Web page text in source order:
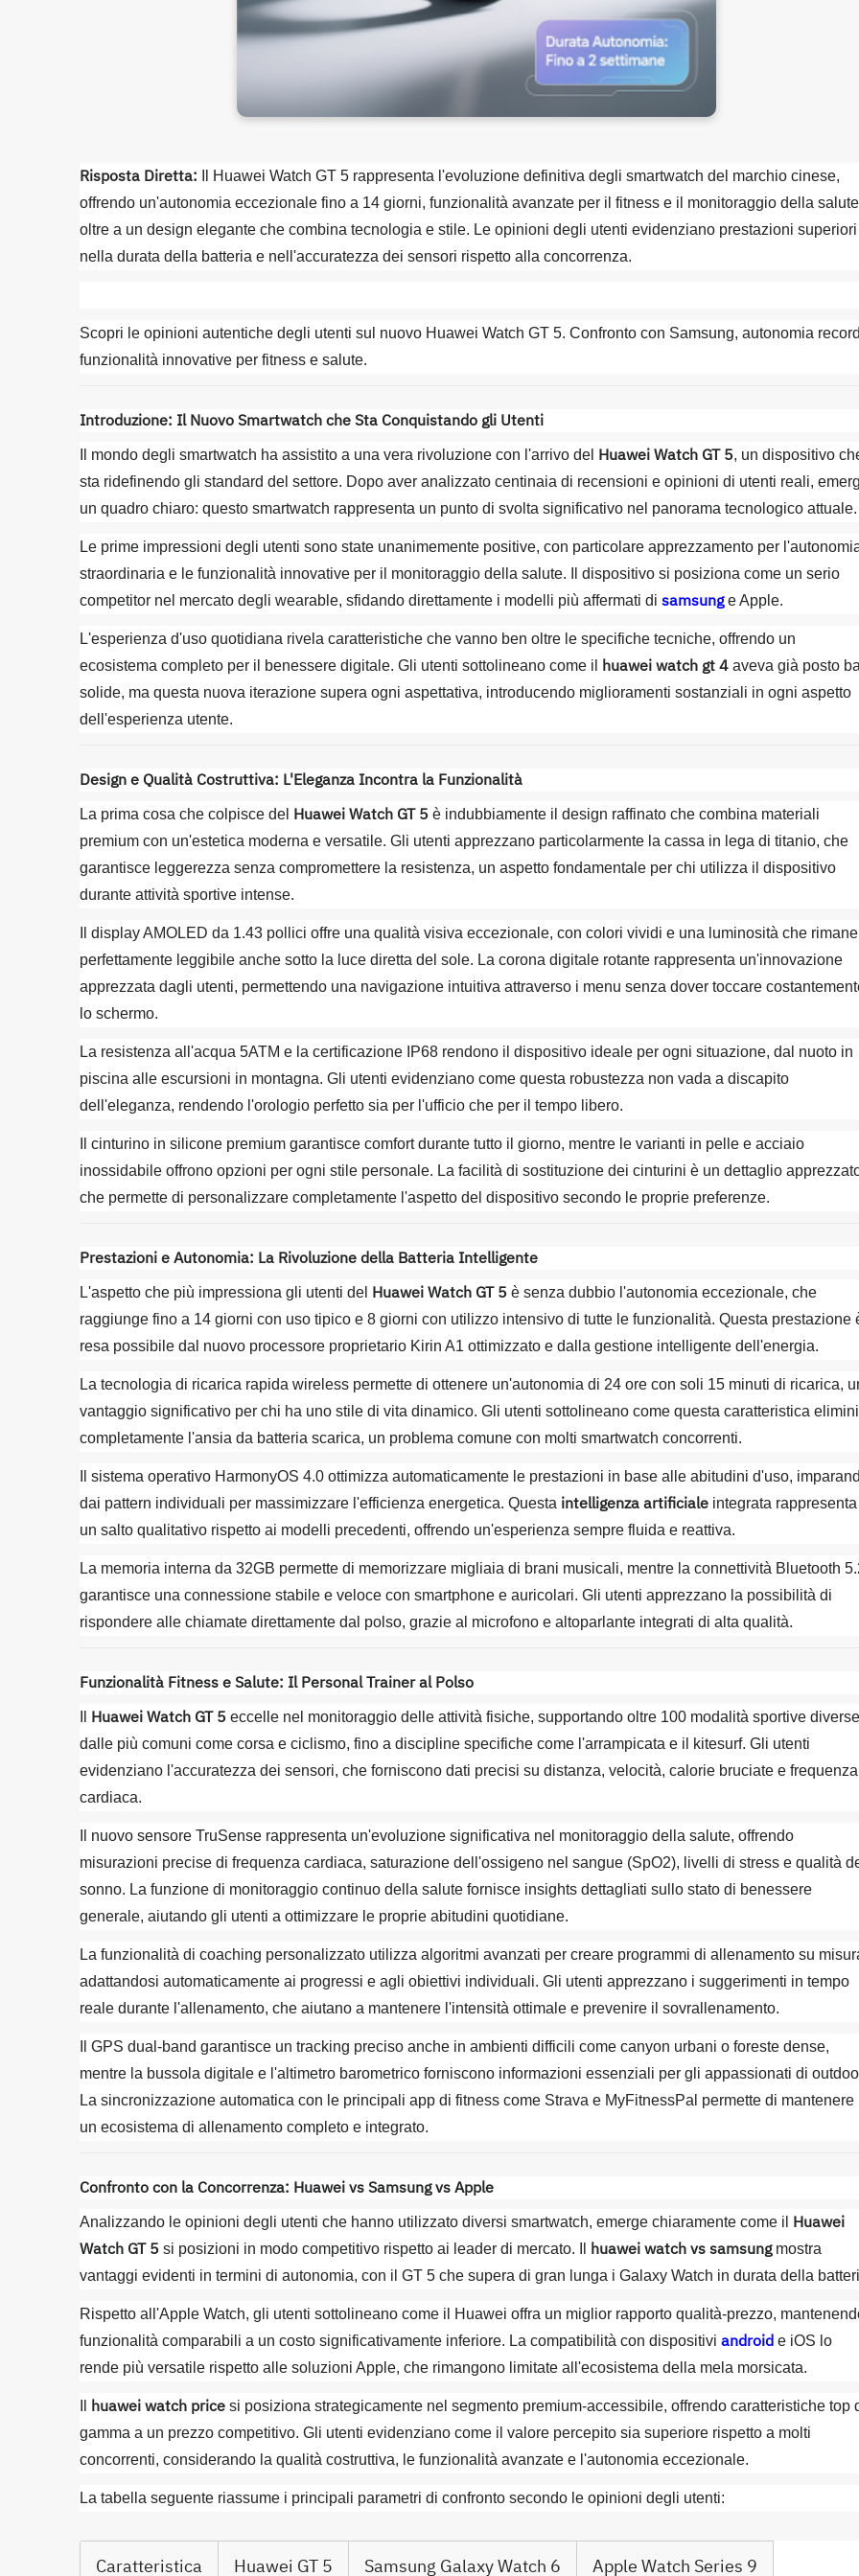
Risposta Diretta: Il Huawei Watch GT 5 rappresenta l'evoluzione definitiva degli smartwatch del marchio cinese,
offrendo un'autonomia eccezionale fino a 14 giorni, funzionalità avanzate per il fitness e il monitoraggio della
oltre a un design elegante che combina tecnologia e stile. Le opinioni degli utenti evidenziano prestazioni superiori
nella durata della batteria e nell'accuratezza dei sensori rispetto alla concorrenza.
Scopri le opinioni autentiche degli utenti sul nuovo Huawei Watch GT 5. Confronto con Samsung, autonomia
funzionalità innovative per fitness e salute.
Introduzione: Il Nuovo Smartwatch che Sta Conquistando gli Utenti
Il mondo degli smartwatch ha assistito a una vera rivoluzione con l'arrivo del Huawei Watch GT 5, un dispositivo
sta ridefinendo gli standard del settore. Dopo aver analizzato centinaia di recensioni e opinioni di utenti reali,
un quadro chiaro: questo smartwatch rappresenta un punto di svolta significativo nel panorama tecnologico attuale.
Le prime impressioni degli utenti sono state unanimemente positive, con particolare apprezzamento per
straordinaria e le funzionalità innovative per il monitoraggio della salute. Il dispositivo si posiziona come un serio
competitor nel mercato degli wearable, sfidando direttamente i modelli più affermati di samsunge Apple.
L'esperienza d'uso quotidiana rivela caratteristiche che vanno ben oltre le specifiche tecniche, offrendo un
ecosistema completo per il benessere digitale. Gli utenti sottolineano come il huawei watch gt 4 aveva già posto
solide, ma questa nuova iterazione supera ogni aspettativa, introducendo miglioramenti sostanziali in ogni aspetto
dell'esperienza utente.
Design e Qualità Costruttiva: L'Eleganza Incontra la Funzionalità
La prima cosa che colpisce del Huawei Watch GT 5 è indubbiamente il design raffinato che combina materiali
premium con un'estetica moderna e versatile. Gli utenti apprezzano particolarmente la cassa in lega di titanio, che
garantisce leggerezza senza compromettere la resistenza, un aspetto fondamentale per chi utilizza il dispositivo
durante attività sportive intense.
Il display AMOLED da 1.43 pollici offre una qualità visiva eccezionale, con colori vividi e una luminosità che rimane
perfettamente leggibile anche sotto la luce diretta del sole. La corona digitale rotante rappresenta un'innovazione
apprezzata dagli utenti, permettendo una navigazione intuitiva attraverso i menu senza dover toccare
lo schermo.
La resistenza all'acqua 5ATM e la certificazione IP68 rendono il dispositivo ideale per ogni situazione, dal nuoto in
piscina alle escursioni in montagna. Gli utenti evidenziano come questa robustezza non vada a discapito
dell'eleganza, rendendo l'orologio perfetto sia per l'ufficio che per il tempo libero.
Il cinturino in silicone premium garantisce comfort durante tutto il giorno, mentre le varianti in pelle e acciaio
inossidabile offrono opzioni per ogni stile personale. La facilità di sostituzione dei cinturini è un dettaglio
che permette di personalizzare completamente l'aspetto del dispositivo secondo le proprie preferenze.
Prestazioni e Autonomia: La Rivoluzione della Batteria Intelligente
L'aspetto che più impressiona gli utenti del Huawei Watch GT 5 è senza dubbio l'autonomia eccezionale, che
raggiunge fino a 14 giorni con uso tipico e 8 giorni con utilizzo intensivo di tutte le funzionalità. Questa prestazione
resa possibile dal nuovo processore proprietario Kirin A1 ottimizzato e dalla gestione intelligente dell'energia.
La tecnologia di ricarica rapida wireless permette di ottenere un'autonomia di 24 ore con soli 15 minuti di ricarica,
vantaggio significativo per chi ha uno stile di vita dinamico. Gli utenti sottolineano come questa caratteristica elimini
completamente l'ansia da batteria scarica, un problema comune con molti smartwatch concorrenti.
Il sistema operativo HarmonyOS 4.0 ottimizza automaticamente le prestazioni in base alle abitudini d'uso,
dai pattern individuali per massimizzare l'efficienza energetica. Questa intelligenza artificiale integrata rappresenta
un salto qualitativo rispetto ai modelli precedenti, offrendo un'esperienza sempre fluida e reattiva.
La memoria interna da 32GB permette di memorizzare migliaia di brani musicali, mentre la connettività Bluetooth
garantisce una connessione stabile e veloce con smartphone e auricolari. Gli utenti apprezzano la possibilità di
rispondere alle chiamate direttamente dal polso, grazie al microfono e altoparlante integrati di alta qualità.
Funzionalità Fitness e Salute: Il Personal Trainer al Polso
Huawei Watch GT 5 eccelle nel monitoraggio delle attività fisiche, supportando oltre 100 modalità sportive
dalle più comuni come corsa e ciclismo, fino a discipline specifiche come l'arrampicata e il kitesurf. Gli utenti
evidenziano l'accuratezza dei sensori, che forniscono dati precisi su distanza, velocità, calorie bruciate e frequenza
cardiaca.
Il nuovo sensore TruSense rappresenta un'evoluzione significativa nel monitoraggio della salute, offrendo
misurazioni precise di frequenza cardiaca, saturazione dell'ossigeno nel sangue (SpO2), livelli di stress e qualità
sonno. La funzione di monitoraggio continuo della salute fornisce insights dettagliati sullo stato di benessere
generale, aiutando gli utenti a ottimizzare le proprie abitudini quotidiane.
La funzionalità di coaching personalizzato utilizza algoritmi avanzati per creare programmi di allenamento su
adattandosi automaticamente ai progressi e agli obiettivi individuali. Gli utenti apprezzano i suggerimenti in tempo
reale durante l'allenamento, che aiutano a mantenere l'intensità ottimale e prevenire il sovrallenamento.
Il GPS dual-band garantisce un tracking preciso anche in ambienti difficili come canyon urbani o foreste dense,
mentre la bussola digitale e l'altimetro barometrico forniscono informazioni essenziali per gli appassionati di
La sincronizzazione automatica con le principali app di fitness come Strava e MyFitnessPal permette di mantenere
un ecosistema di allenamento completo e integrato.
Confronto con la Concorrenza: Huawei vs Samsung vs Apple
Analizzando le opinioni degli utenti che hanno utilizzato diversi smartwatch, emerge chiaramente come il Huawei
Watch GT 5 si posizioni in modo competitivo rispetto ai leader di mercato. Il huawei watch vs samsungmostra
vantaggi evidenti in termini di autonomia, con il GT 5 che supera di gran lunga i Galaxy Watch in durata della
Rispetto all'Apple Watch, gli utenti sottolineano come il Huawei offra un miglior rapporto qualità-prezzo,
funzionalità comparabili a un costo significativamente inferiore. La compatibilità con dispositivi android e iOS lo
rende più versatile rispetto alle soluzioni Apple, che rimangono limitate all'ecosistema della mela morsicata.
huawei watch price si posiziona strategicamente nel segmento premium-accessibile, offrendo caratteristiche top
gamma a un prezzo competitivo. Gli utenti evidenziano come il valore percepito sia superiore rispetto a molti
concorrenti, considerando la qualità costruttiva, le funzionalità avanzate e l'autonomia eccezionale.
La tabella seguente riassume i principali parametri di confronto secondo le opinioni degli utenti:
Caratteristica Huawei GT 5 Samsung Galaxy Watch 6 Apple Watch Series 9